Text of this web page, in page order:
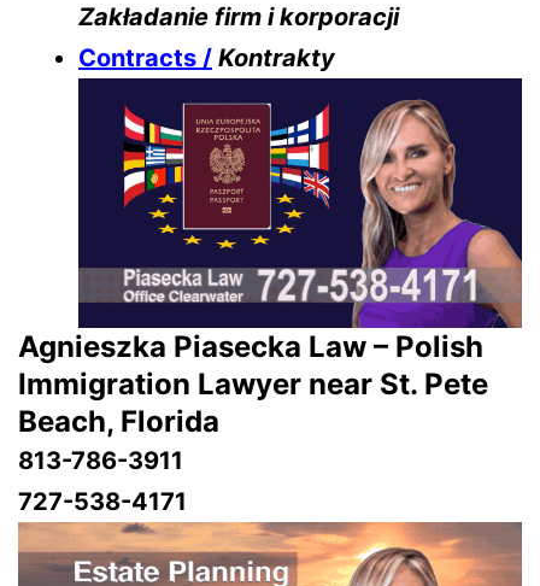
Zakładanie firm i korporacji
Contracts / Kontrakty
Agnieszka Piasecka Law – Polish
Immigration Lawyer near St. Pete
Beach, Florida
813-786-3911
727-538-4171